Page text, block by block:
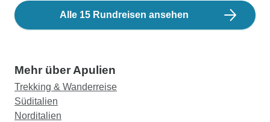
Alle 15 Rundreisen ansehen
Mehr über Apulien
Trekking & Wanderreise
Süditalien
Norditalien